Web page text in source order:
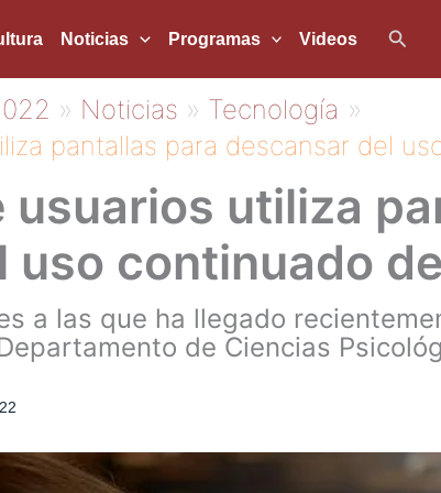
Noticias Programas Videos Buscar
Noticias
Tecnología
pantallas para descansar del
usuarios utiliza
uso continuado
a las que ha llegado
de Ciencias